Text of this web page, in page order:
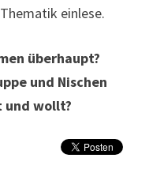
einlese.
überhaupt?
und Nischen
und wollt?